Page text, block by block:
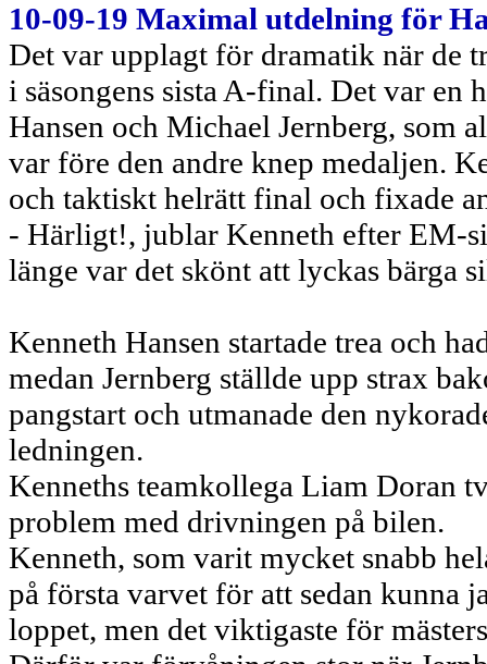
10-09-19 Maximal utdelning för
Det var upplagt för dramatik när de
i säsongens sista A-final. Det var
Hansen och Michael Jernberg, som
var före den andre knep medaljen.
och taktiskt helrätt final och fixade
- Härligt!, jublar Kenneth efter EM-
länge var det skönt att lyckas bärga
Kenneth Hansen startade trea och
medan Jernberg ställde upp strax
pangstart och utmanade den
ledningen.
Kenneths teamkollega Liam Doran
problem med drivningen på bilen.
Kenneth, som varit mycket snabb
på första varvet för att sedan kunna
loppet, men det viktigaste för